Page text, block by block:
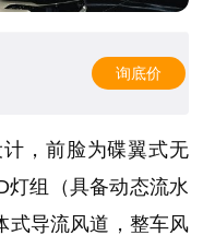
询底价
计，前脸为碟翼式无
灯组（具备动态流水
式导流风道，整车风